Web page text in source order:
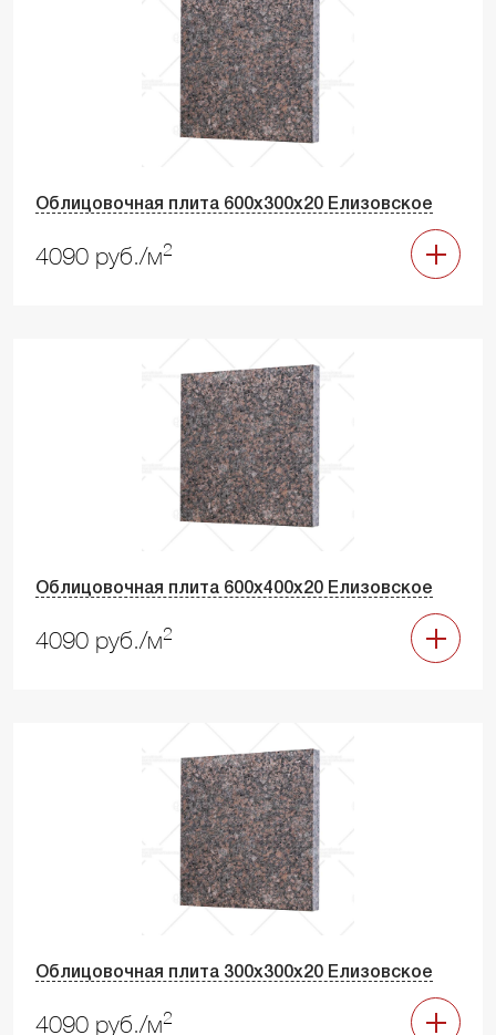
Облицовочная плита 600х300х20 Елизовское
4090 руб./м2
Облицовочная плита 600х400х20 Елизовское
4090 руб./м2
Облицовочная плита 300х300х20 Елизовское
4090 руб./м2